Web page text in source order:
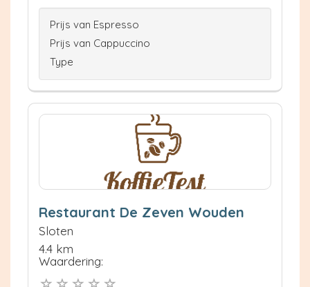
Prijs van Espresso
Prijs van Cappuccino
Type
Restaurant De Zeven Wouden
Sloten
4.4 km
Waardering: